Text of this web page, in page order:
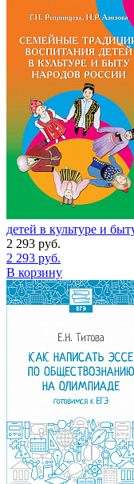
детей в культуре и
2 293 руб.
2 293 руб.
В корзину